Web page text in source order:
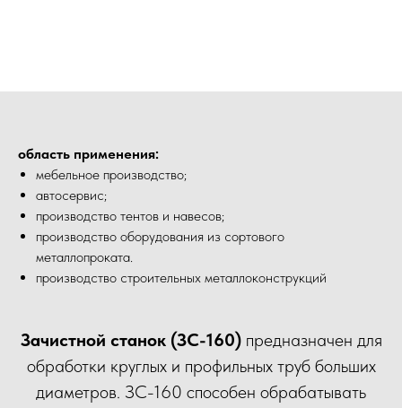
область применения:
мебельное производство;
автосервис;
производство тентов и навесов;
производство оборудования из сортового
металлопроката.
производство строительных металлоконструкций
Зачистной станок (ЗС-160)предназначен для
обработки круглых и профильных труб больших
диаметров. ЗС-160 способен обрабатывать